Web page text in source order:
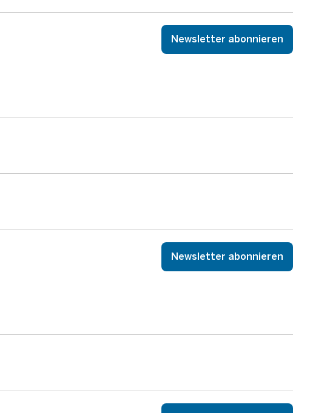
Newsletter abonnieren
Newsletter abonnieren